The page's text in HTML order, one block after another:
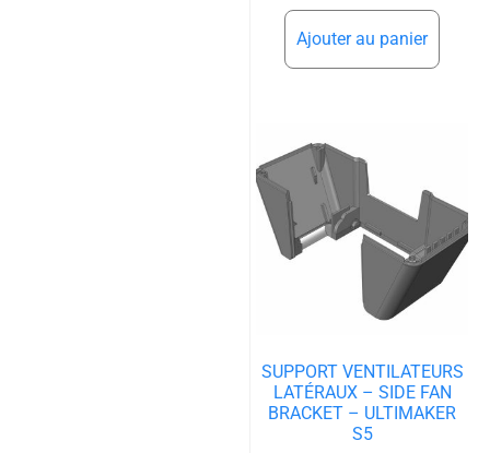
Ajouter au panier
SUPPORT VENTILATEURS
LATÉRAUX – SIDE FAN
BRACKET – ULTIMAKER
S5